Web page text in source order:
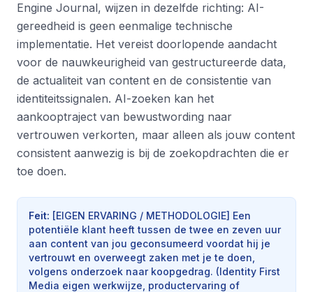
Engine Journal, wijzen in dezelfde richting: AI-
gereedheid is geen eenmalige technische
implementatie. Het vereist doorlopende aandacht
voor de nauwkeurigheid van gestructureerde data,
de actualiteit van content en de consistentie van
identiteitssignalen. AI-zoeken kan het
aankooptraject van bewustwording naar
vertrouwen verkorten, maar alleen als jouw content
consistent aanwezig is bij de zoekopdrachten die er
toe doen.
Feit: [EIGEN ERVARING / METHODOLOGIE] Een
potentiële klant heeft tussen de twee en zeven uur
aan content van jou geconsumeerd voordat hij je
vertrouwt en overweegt zaken met je te doen,
volgens onderzoek naar koopgedrag. (Identity First
Media eigen werkwijze, productervaring of